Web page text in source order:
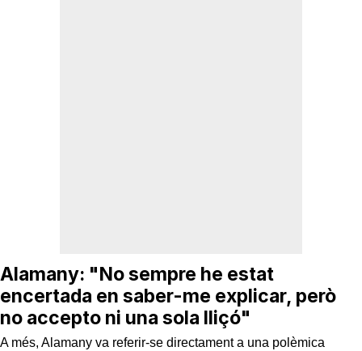
Alamany: "No sempre he estat
encertada en saber-me explicar, però
no accepto ni una sola lliçó"
A més, Alamany va referir-se directament a una polèmica